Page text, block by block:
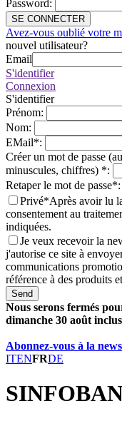
Password:
SE CONNECTER
Avez-vous oublié votre
nouvel utilisateur?
Email
S'identifier
Connexion
S'identifier
Prénom:
Nom:
EMail*:
Créer un mot de passe
minuscules, chiffres) *:
Retaper le mot de passe*:
Privé*Après avoir lu
consentement au
indiquées.
Je veux recevoir la
j'autorise ce site à
communications
référence à des produits
Send
Nous serons fermés
dimanche 30 août
Abonnez-vous à la
ITENFRDE